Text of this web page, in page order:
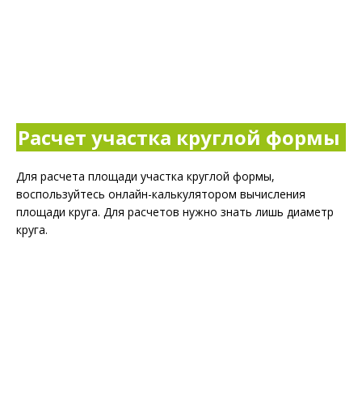
Расчет участка круглой формы
Для расчета площади участка круглой формы,
воспользуйтесь онлайн-калькулятором вычисления
площади круга. Для расчетов нужно знать лишь диаметр
круга.